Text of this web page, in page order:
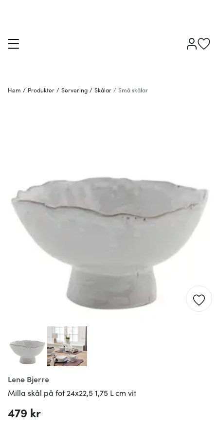
Hem / Produkter / Servering / Skålar / Små skålar
Lene Bjerre
Milla skål på fot 24x22,5 1,75 L cm vit
479 kr